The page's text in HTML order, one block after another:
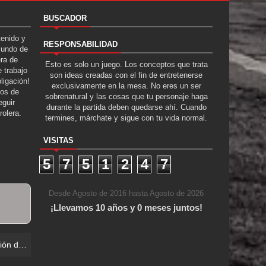
y
de
de
trabajo
de
e
BUSCADOR
RESPONSABILIDAD
Esto es solo un juego. Los conceptos que trata
son ideas creadas con el fin de entretenerse
exclusivamente en la mesa. No eres un ser
sobrenatural y las cosas que tu personaje haga
durante la partida deben quedarse ahí. Cuando
termines, márchate y sigue con tu vida normal.
VISITAS
5 7 5 1 2 4 7
Desde Agosto de 2016 hasta Agosto de 2026
¡Llevamos 10 años y 0 meses juntos!